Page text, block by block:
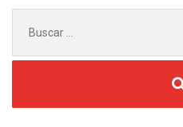
por: